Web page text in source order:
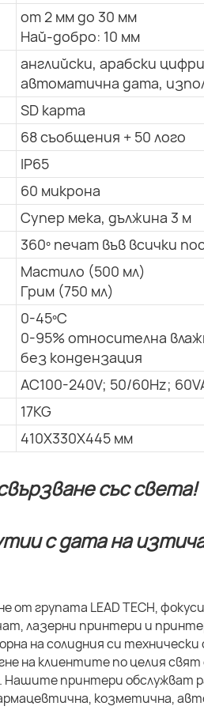
от 2 мм до 30 мм
Най-добро: 10 мм
английски, арабски
автоматична дата,
SD карта
68 съобщения + 50 лого
IP65
60 микрона
Супер мека, дължина 3 м
360º печат във всички
Мастило (500 мл)
Грим (750 мл)
0-45ºC
0-95% относителна
без кондензация
AC100-240V; 50/60Hz;
17KG
410X330X445 мм
със света!
от групата LEAD TECH,
лазерни принтери и
на солидния си
на клиентите по целия
Нашите принтери обслужват
козметична,